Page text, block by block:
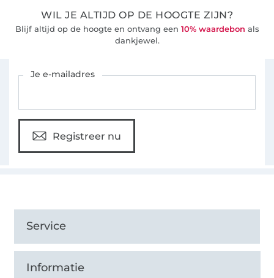
WIL JE ALTIJD OP DE HOOGTE ZIJN?
Blijf altijd op de hoogte en ontvang een 10% waardebon als
dankjewel.
Je e-mailadres
Registreer nu
Service
Informatie